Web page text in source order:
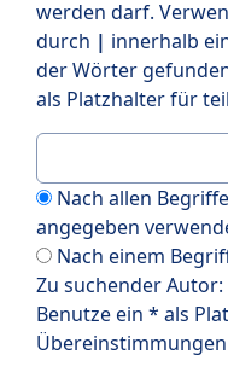
werden darf.
durch | innerhalb
der Wörter
als Platzhalter für
Nach allen
angegeben
Nach einem
Zu suchender Autor:
Benutze ein * als